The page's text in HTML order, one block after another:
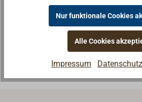
Seglerinnen. Wir verstehen Ihre
passende Antwort.
Experten
Nur funktionale Cookies
Alle Cookies
Impressum